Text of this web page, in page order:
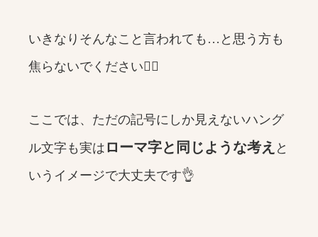
いきなりそんなこと言われても…と思う方も
焦らないでください🙆‍♀️
ここでは、ただの記号にしか見えないハング
ル文字も実は ローマ字と同じような考え と
いうイメージで大丈夫です👌